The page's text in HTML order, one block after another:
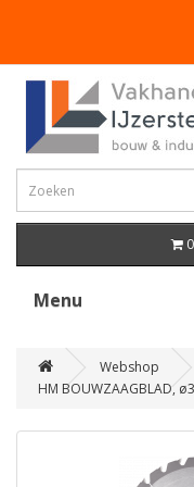
Menu
Webshop
HM BOUWZAAGBLAD,